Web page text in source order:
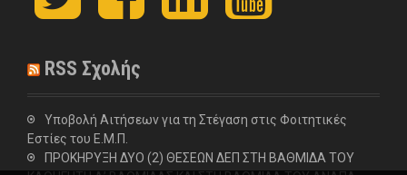
i
e
r
c
o
n
I
u
e
RSS Σχολής
Υποβολή Αιτήσεων για τη Στέγαση στις Φοιτητικές
Εστίες του Ε.Μ.Π.
ΠΡΟΚΗΡΥΞΗ ΔΥΟ (2) ΘΕΣΕΩΝ ΔΕΠ ΣΤΗ ΒΑΘΜΙΔΑ ΤΟΥ